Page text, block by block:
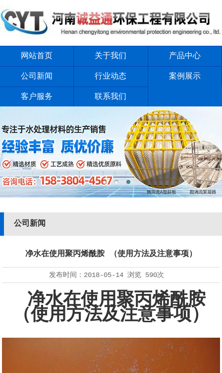
网站首页 关于我们 产品中心
公司新闻 行业动态 案例展示
客户服务 联系我们
公司新闻
净水在使用聚丙烯酰胺 （使用方法及注意事项）
发布时间： 2018-05-14 浏览 590次
净水在使用聚丙烯酰胺
（使用方法及注意事项）